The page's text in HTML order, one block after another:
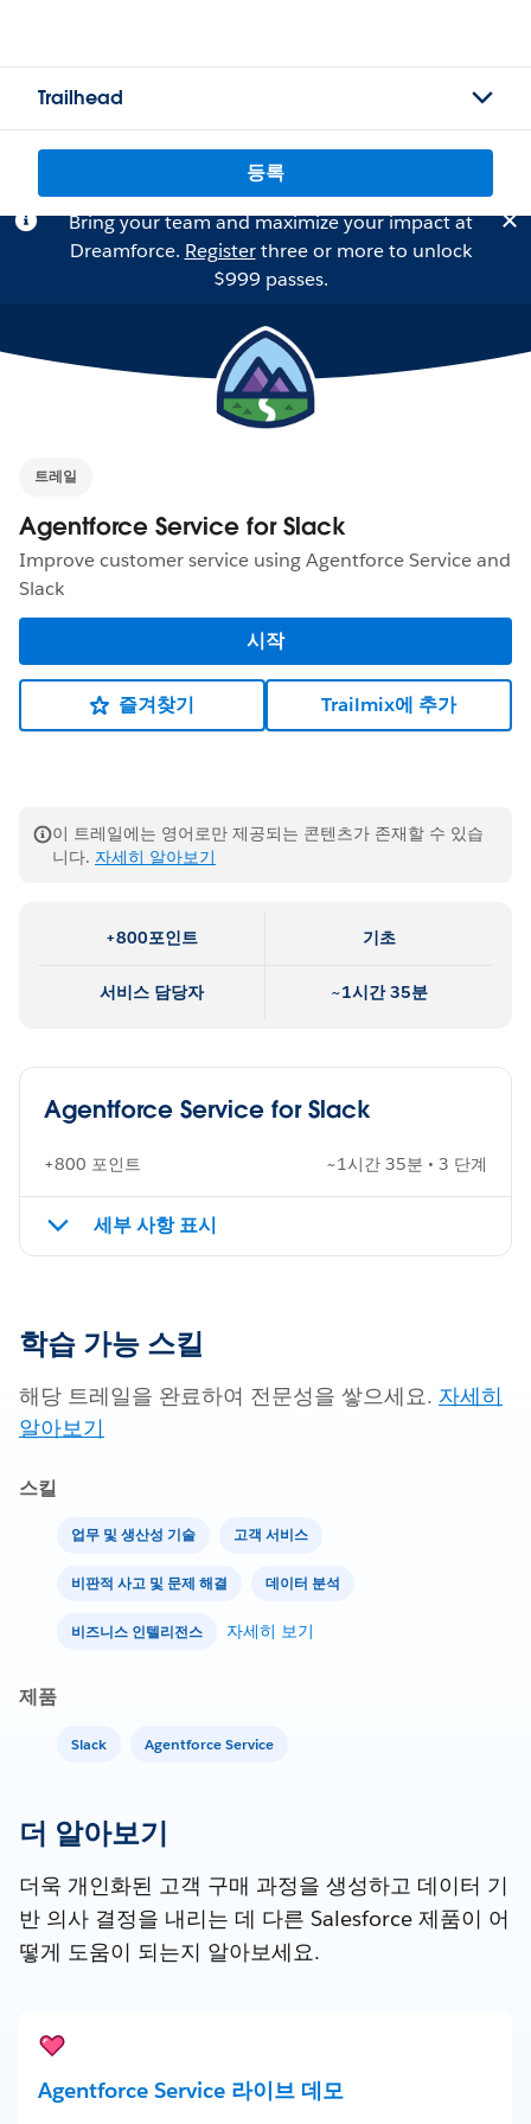
Trailhead
등록
Bring your team and maximize your impact at
Dreamforce. Registerthree or more to unlock
$999 passes.
트레일
Agentforce Service for Slack
Improve customer service using Agentforce Service and
Slack
시작
즐겨찾기 Trailmix에 추가
이 트레일에는 영어로만 제공되는 콘텐츠가 존재할 수 있습
니다. 자세히 알아보기
+800포인트 기초
서비스 담당자 ~1시간 35분
Agentforce Service for Slack
+800 포인트 ~1시간 35분 • 3 단계
세부 사항 표시
학습 가능 스킬
해당 트레일을 완료하여 전문성을 쌓으세요. 자세히
알아보기
스킬
업무 및 생산성 기술 고객 서비스
비판적 사고 및 문제 해결 데이터 분석
비즈니스 인텔리전스 자세히 보기
제품
Slack Agentforce Service
더 알아보기
더욱 개인화된 고객 구매 과정을 생성하고 데이터 기
반 의사 결정을 내리는 데 다른 Salesforce 제품이 어
떻게 도움이 되는지 알아보세요.
Agentforce Service 라이브 데모